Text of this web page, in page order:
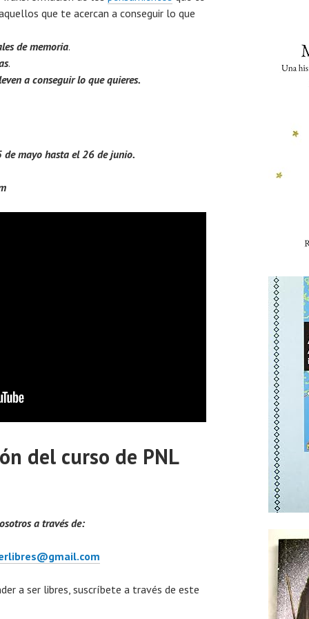
que te acercan a conseguir lo que
de memoria.
.
a conseguir lo que quieres.
de mayo hasta el 26 de junio.
del curso de PNL
a través de:
a ser libres, suscríbete a través de este